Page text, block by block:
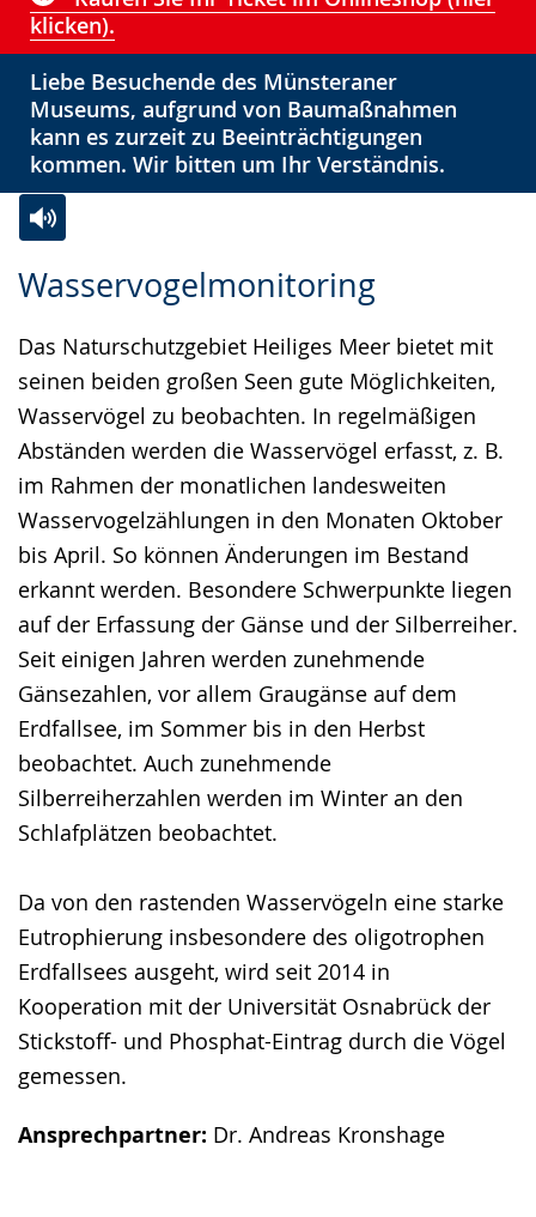
klicken).
Liebe Besuchende des Münsteraner
Museums, aufgrund von Baumaßnahmen
kann es zurzeit zu Beeinträchtigungen
kommen. Wir bitten um Ihr Verständnis.
Wasservogelmonitoring
Das Naturschutzgebiet Heiliges Meer bietet mit
seinen beiden großen Seen gute Möglichkeiten,
Wasservögel zu beobachten. In regelmäßigen
Abständen werden die Wasservögel erfasst, z. B.
im Rahmen der monatlichen landesweiten
Wasservogelzählungen in den Monaten Oktober
bis April. So können Änderungen im Bestand
erkannt werden. Besondere Schwerpunkte liegen
auf der Erfassung der Gänse und der Silberreiher.
Seit einigen Jahren werden zunehmende
Gänsezahlen, vor allem Graugänse auf dem
Erdfallsee, im Sommer bis in den Herbst
beobachtet. Auch zunehmende
Silberreiherzahlen werden im Winter an den
Schlafplätzen beobachtet.
Da von den rastenden Wasservögeln eine starke
Eutrophierung insbesondere des oligotrophen
Erdfallsees ausgeht, wird seit 2014 in
Kooperation mit der Universität Osnabrück der
Stickstoff- und Phosphat-Eintrag durch die Vögel
gemessen.
Ansprechpartner: Dr. Andreas Kronshage
Leichten
wechseln.
Audio-
Video
Deutscher
Gebärdensprache
wird
angezeigt.